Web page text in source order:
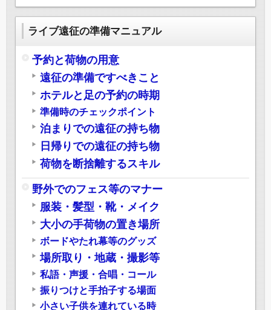
ライブ遠征の準備マニュアル
予約と荷物の用意
遠征の準備ですべきこと
ホテルと足の予約の時期
準備時のチェックポイント
泊まりでの遠征の持ち物
日帰りでの遠征の持ち物
荷物を断捨離するスキル
野外でのフェス等のマナー
服装・髪型・靴・メイク
大小の手荷物の置き場所
ボードやたれ幕等のグッズ
場所取り・地蔵・撮影等
私語・声援・合唱・コール
振りつけと手拍子する場面
小さい子供を連れている時